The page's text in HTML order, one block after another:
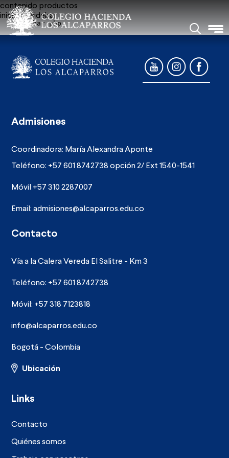
contenido productos
inicio de sidebar
    Sidebar.php
Admisiones
Coordinadora: María Alexandra Aponte
Teléfono: +57 601 8742738 opción 2/ Ext 1540-1541
Móvil +57 310 2287007
Email:admisiones@alcaparros.edu.co
Contacto
Vía a la Calera Vereda El Salitre - Km 3
Teléfono: +57 601 8742738
Móvil: +57 318 7123818
info@alcaparros.edu.co
Bogotá - Colombia
Ubicación
Links
Contacto
Quiénes somos